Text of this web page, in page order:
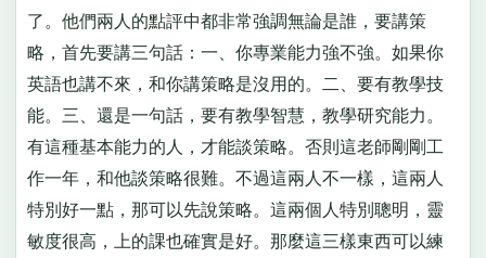
了。他們兩人的點評中都非常強調無論是誰，要講策
略，首先要講三句話：一、你專業能力強不強。如果你
英語也講不來，和你講策略是沒用的。二、要有教學技
能。三、還是一句話，要有教學智慧，教學研究能力。
有這種基本能力的人，才能談策略。否則這老師剛剛工
作一年，和他談策略很難。不過這兩人不一樣，這兩人
特別好一點，那可以先說策略。這兩個人特別聰明，靈
敏度很高，上的課也確實是好。那麼這三樣東西可以練